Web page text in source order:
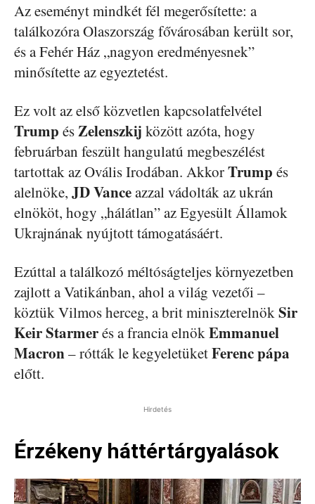
Az eseményt mindkét fél megerősítette: a
találkozóra Olaszország fővárosában került sor,
és a Fehér Ház „nagyon eredményesnek”
minősítette az egyeztetést.
Ez volt az első közvetlen kapcsolatfelvétel
Trump ésZelenszkij között azóta, hogy
februárban feszült hangulatú megbeszélést
tartottak az Ovális Irodában. AkkorTrump és
alelnöke, JD Vanceazzal vádolták az ukrán
elnököt, hogy „hálátlan” az Egyesült Államok
Ukrajnának nyújtott támogatásáért.
Ezúttal a találkozó méltóságteljes környezetben
zajlott a Vatikánban, ahol a világ vezetői –
köztük Vilmos herceg, a brit miniszterelnökSir
Keir Starmerés a francia elnökEmmanuel
Macron– rótták le kegyeletüketFerenc pápa
előtt.
Hirdetés
Érzékeny háttértárgyalások